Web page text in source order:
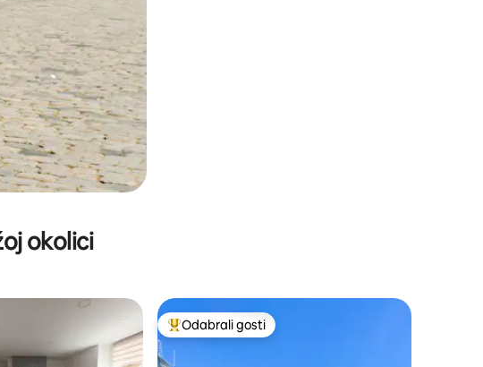
okolici
Među najviše rangiranima s oznakom „Odabrali gosti”
Odabrali gosti